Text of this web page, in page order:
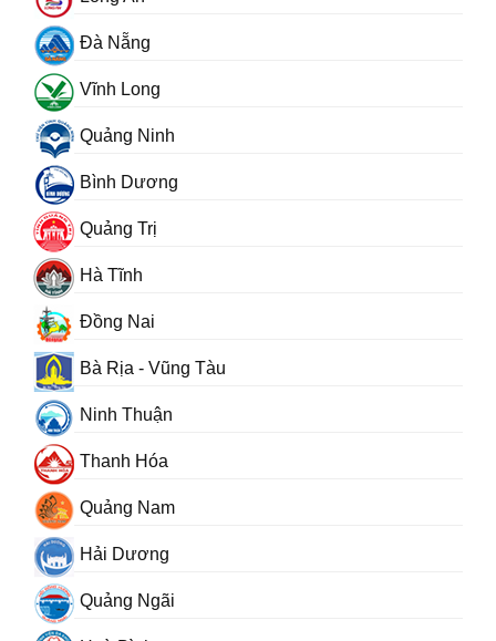
Đà Nẵng
Vĩnh Long
Quảng Ninh
Bình Dương
Quảng Trị
Hà Tĩnh
Đồng Nai
Bà Rịa - Vũng Tàu
Ninh Thuận
Thanh Hóa
Quảng Nam
Hải Dương
Quảng Ngãi